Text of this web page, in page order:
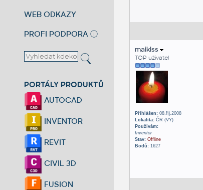
WEB ODKAZY
PROFI PODPORA ⓘ
PORTÁLY PRODUKTŮ
AUTOCAD
INVENTOR
REVIT
CIVIL 3D
FUSION
maiklss
TOP uživatel
Přihlášen:08.říj.2008
Lokalita:ČR (VY)
Používám:
Inventor
Stav: Offline
Bodů:1627